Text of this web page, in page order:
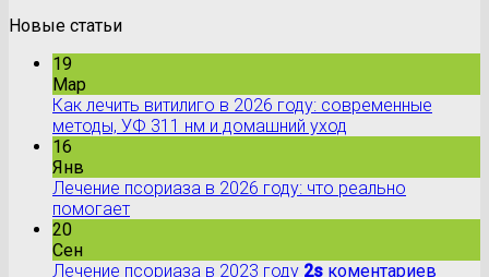
Новые статьи
19
Мар
Как лечить витилиго в 2026 году: современные
методы, УФ 311 нм и домашний уход
16
Янв
Лечение псориаза в 2026 году: что реально
помогает
20
Сен
Лечение псориаза в 2023 году 2s коментариев